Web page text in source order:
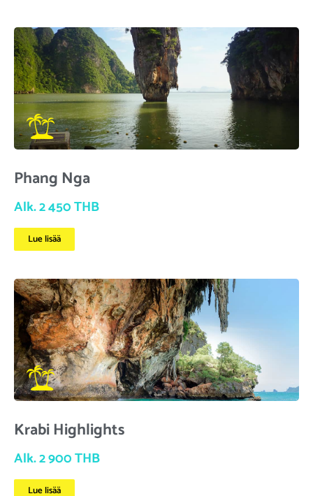
Phang Nga
Alk. 2 450 THB
Lue lisää
Krabi Highlights
Alk. 2 900 THB
Lue lisää